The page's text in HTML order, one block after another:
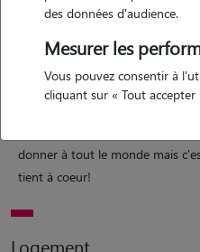
Expérience
donner à tout le monde mais
tient à coeur!
Logement
des données d'audience.
Mesurer les
Vous pouvez consentir à
cliquant sur « Tout accepter